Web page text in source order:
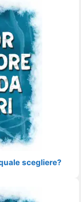
scegliere?